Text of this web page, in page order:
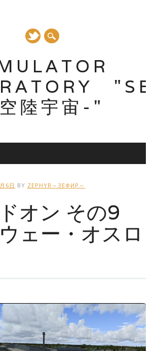
陸宇宙-"
ニュー
6日 BY ZEPHYR～ЗЕФИР～
オン その9
ェー・オスロ